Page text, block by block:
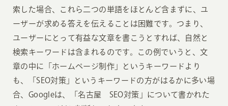
索した場合、これら二つの単語をほとんど含まずに、ユ
ーザーが求める答えを伝えることは困難です。つまり、
ユーザーにとって有益な文章を書こうとすれば、自然と
検索キーワードは含まれるのです。この例でいうと、文
章の中に「ホームページ制作」というキーワードより
も、「SEO対策」というキーワードの方がはるかに多い場
合、Googleは、「名古屋 SEO対策」について書かれた